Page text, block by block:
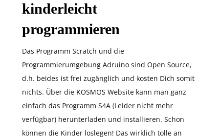
kinderleicht
programmieren
Das Programm Scratch und die
Programmierumgebung Adruino sind Open Source,
d.h. beides ist frei zugänglich und kosten Dich somit
nichts. Über die KOSMOS Website kann man ganz
einfach das Programm S4A (Leider nicht mehr
verfügbar) herunterladen und installieren. Schon
können die Kinder loslegen! Das wirklich tolle an